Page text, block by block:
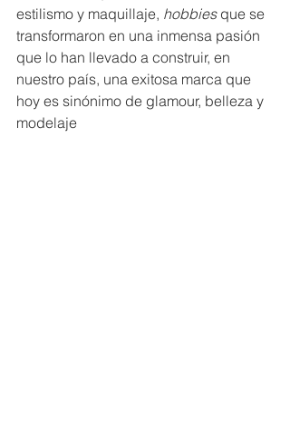
estilismo y maquillaje, hobbies que se
transformaron en una inmensa pasión
que lo han llevado a construir, en
nuestro país, una exitosa marca que
hoy es sinónimo de glamour, belleza y
modelaje